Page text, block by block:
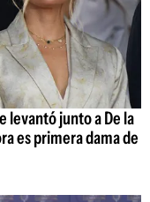
levantó junto a De la
es primera dama de